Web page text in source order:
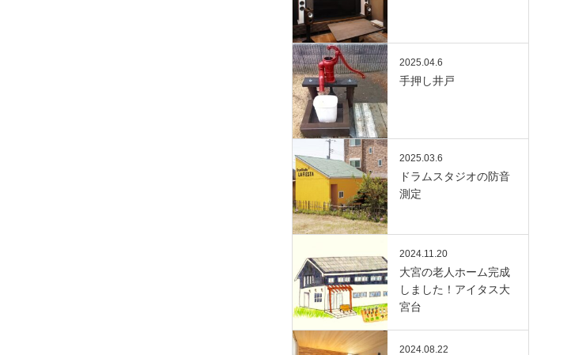
2025.04.6
手押し井戸
2025.03.6
ドラムスタジオの防音
測定
2024.11.20
大宮の老人ホーム完成
しました！アイタス大
宮台
2024.08.22